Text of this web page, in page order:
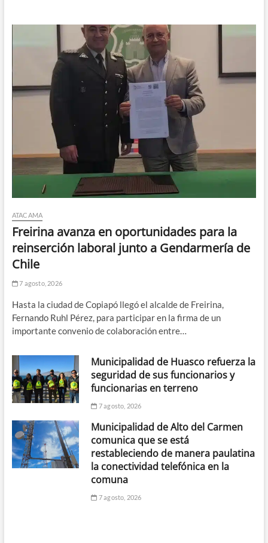
y
whisky
destilados
ATACAMA
Freirina avanza en oportunidades para la
reinserción laboral junto a Gendarmería de
Chile
7 agosto, 2026
Hasta la ciudad de Copiapó llegó el alcalde de Freirina,
Fernando Ruhl Pérez, para participar en la firma de un
importante convenio de colaboración entre…
Municipalidad de Huasco refuerza la
seguridad de sus funcionarios y
funcionarias en terreno
7 agosto, 2026
Municipalidad de Alto del Carmen
comunica que se está
restableciendo de manera paulatina
la conectividad telefónica en la
comuna
7 agosto, 2026